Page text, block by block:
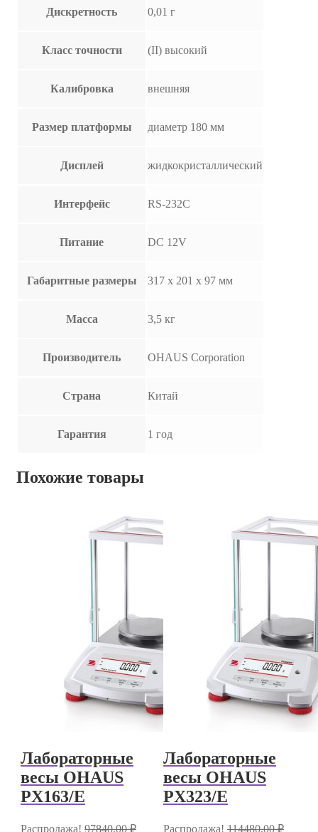
Дискретность 0,01 г
Класс точности (II) высокий
Калибровка внешняя
Размер платформы диаметр 180 мм
Дисплей жидкокристаллический
Интерфейс RS-232C
Питание DC 12V
Габаритные размеры 317 х 201 х 97 мм
Масса 3,5 кг
Производитель OHAUS Corporation
Страна Китай
Гарантия 1 год
Похожие товары
Лабораторные
весы OHAUS
PX163/E
Распродажа! 97840,00₽
Лабораторные
весы OHAUS
PX323/E
Распродажа! 114480,00₽